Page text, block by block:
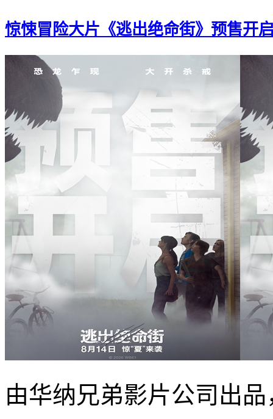
惊悚冒险大片《逃出绝命街》预售开
由华纳兄弟影片公司出